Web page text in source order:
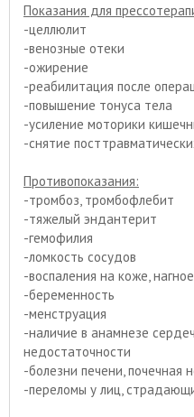
Показания для
-целлюлит
-венозные отеки
-ожирение
-реабилитация после
-повышение тонуса тела
-усиление моторики
-снятие
Противопоказания:
-тромбоз, тромбофлебит
-тяжелый эндантерит
-гемофилия
-ломкость сосудов
-воспаления на коже,
-беременность
-менструация
-наличие в анамнезе
недостаточности
-болезни печени, почечная
-переломы у лиц,